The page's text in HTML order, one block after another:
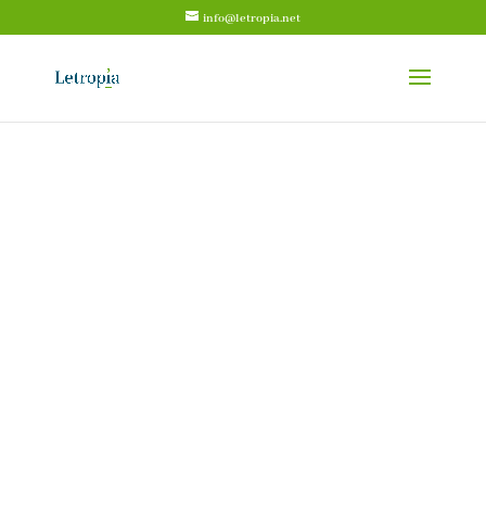
info@letropia.net